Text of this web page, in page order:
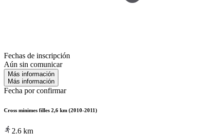
Fechas de inscripción
Aún sin comunicar
Más información
Más información
Fecha por confirmar
Cross minimes filles 2,6 km (2010-2011)
2.6 km